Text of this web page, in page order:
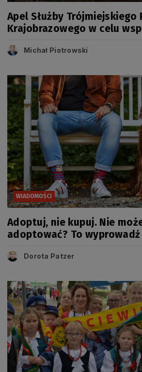
Apel Służby Trójmiejskiego
Krajobrazowego w celu
Michał Piotrowski
WIADOMOŚCI
Adoptuj, nie kupuj. Nie
adoptować? To wyprowadź
Dorota Patzer